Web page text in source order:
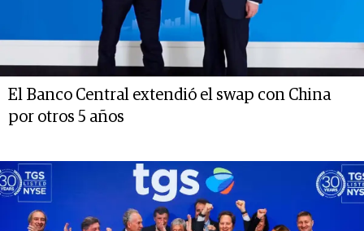
El Banco Central extendió el swap con China
por otros 5 años